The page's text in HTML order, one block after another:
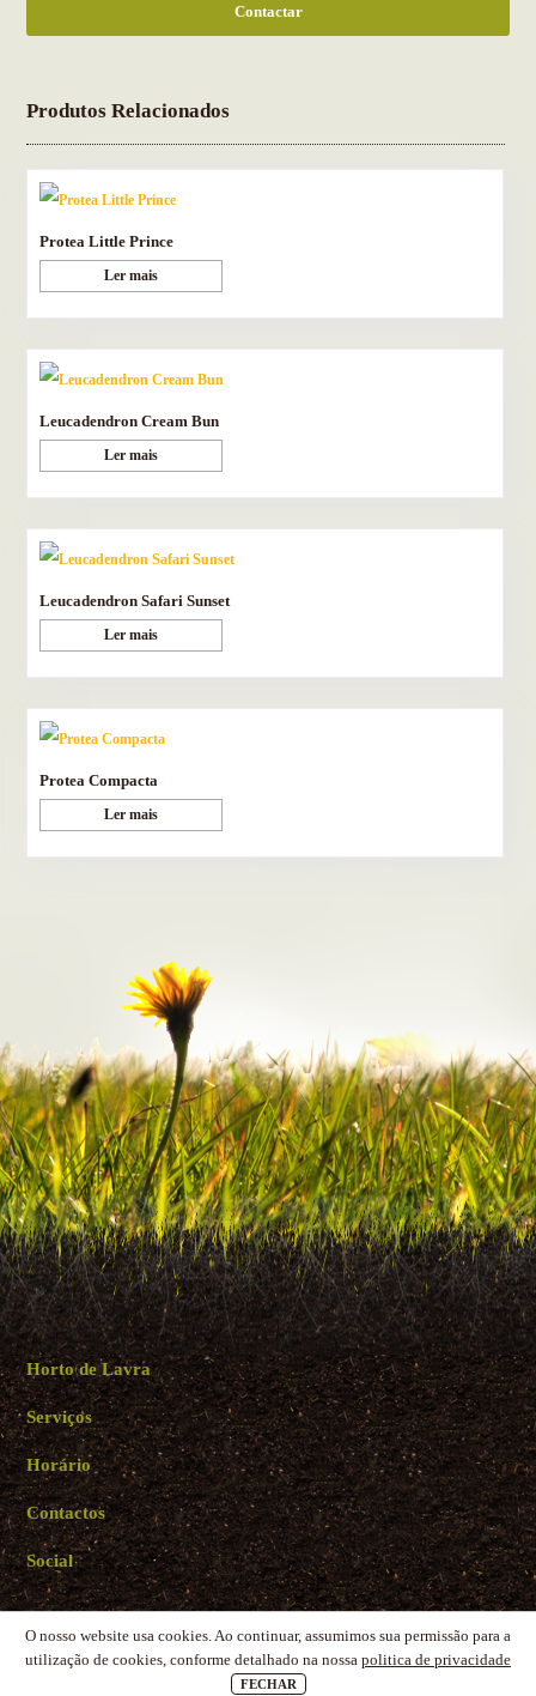
Contactar
Produtos Relacionados
Protea Little Prince
Ler mais
Leucadendron Cream Bun
Ler mais
Leucadendron Safari Sunset
Ler mais
Protea Compacta
Ler mais
O nosso website usa cookies. Ao continuar, assumimos sua permissão para a
utilização de cookies, conforme detalhado na nossa politica de privacidade
FECHAR
Horto de Lavra
Serviços
Horário
Contactos
Social
Horto de Lavra 2023 | Todos os direitos reservados |Política de privacidade|Termos e
Livro de reclamações online